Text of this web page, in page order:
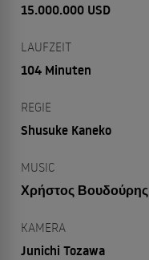
15.000.000 USD
LAUFZEIT
104 Minuten
REGIE
Shusuke Kaneko
MUSIC
Χρήστος Βουδούρης
KAMERA
Junichi Tozawa